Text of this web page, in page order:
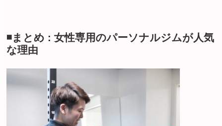
◾️まとめ : 女性専用のパーソナルジムが人気
な理由